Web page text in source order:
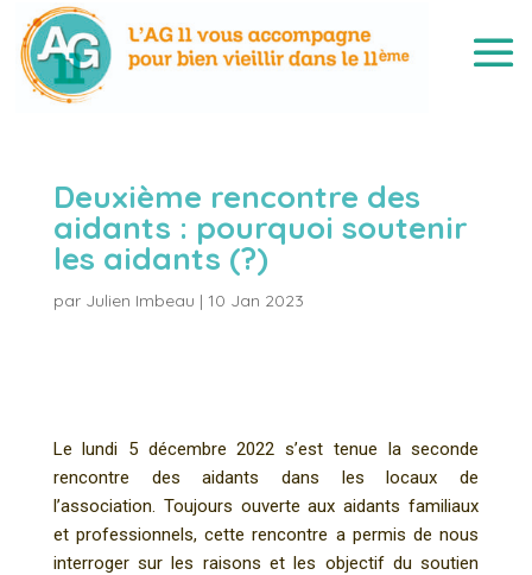
Deuxième rencontre des
aidants : pourquoi soutenir
les aidants (?)
par Julien Imbeau | 10 Jan 2023
Le lundi 5 décembre 2022 s’est tenue la seconde
rencontre des aidants dans les locaux de
l’association. Toujours ouverte aux aidants familiaux
et professionnels, cette rencontre a permis de nous
interroger sur les raisons et les objectif du soutien